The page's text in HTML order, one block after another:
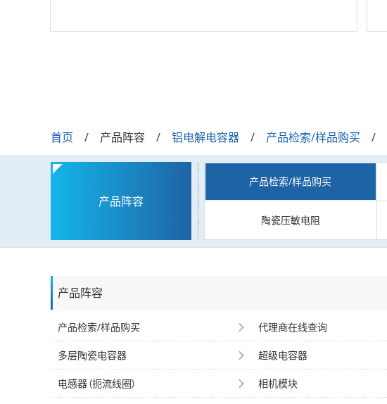
首页 产品阵容 铝电解电容器 产品检索/样品购买
产品阵容
产品检索/样品购买
陶瓷压敏电阻
产品阵容
产品检索/样品购买 代理商在线查询
多层陶瓷电容器 超级电容器
电感器（扼流线圈） 相机模块